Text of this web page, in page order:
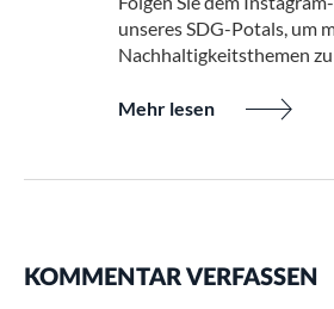
unseres SDG-Potals, um
Nachhaltigkeitsthemen
Mehr lesen
KOMMENTAR VERFASSEN